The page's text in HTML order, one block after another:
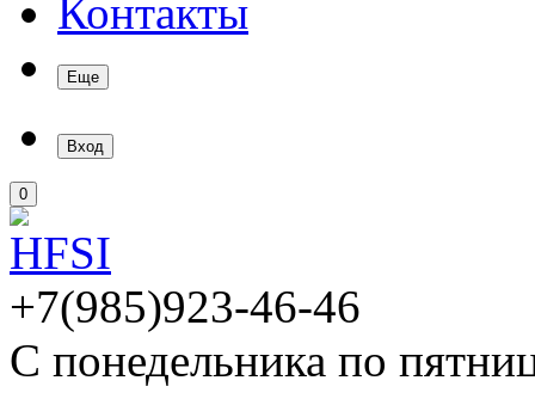
Контакты
Еще
Вход
0
+7(985)923-46-46
С понедельника по